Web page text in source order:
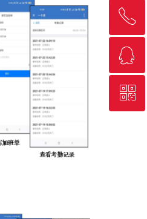
回到顶部
ꂅ
ꁗ
QQ客服
ꀥ